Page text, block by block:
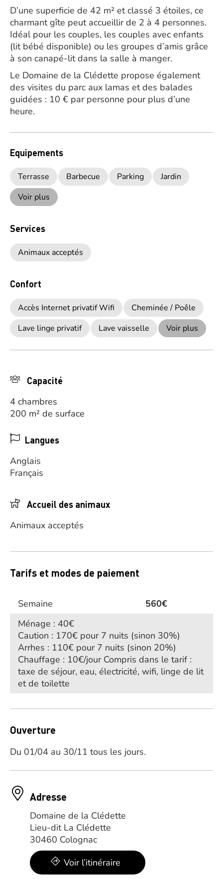
D’une superficie de 42 m² et classé 3 étoiles, ce
charmant gîte peut accueillir de 2 à 4 personnes.
Idéal pour les couples, les couples avec enfants
(lit bébé disponible) ou les groupes d’amis grâce
à son canapé-lit dans la salle à manger.
Le Domaine de la Clédette propose également
des visites du parc aux lamas et des balades
guidées : 10 € par personne pour plus d’une
heure.
Equipements
Terrasse Barbecue Parking
Jardin
Voir plus
Services
Animaux acceptés
Confort
Accès Internet privatif Wifi
Cheminée / Poêle
Lave linge privatif
Lave vaisselle Voir plus
Capacité
4 chambres
200 m² de surface
Langues
Anglais
Français
Accueil des animaux
Animaux acceptés
Tarifs et modes de paiement
Semaine
560€
Ménage : 40€
Caution : 170€ pour 7 nuits (sinon 30%)
Arrhes : 110€ pour 7 nuits (sinon 20%)
Chauffage : 10€/jour Compris dans le tarif :
taxe de séjour, eau, électricité, wifi, linge de lit
et de toilette
Ouverture
Du 01/04 au 30/11 tous les jours.
Adresse
Domaine de la Clédette
Lieu-dit La Clédette
30460 Colognac
Voir l’itinéraire